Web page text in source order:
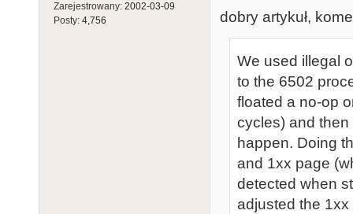
Zarejestrowany: 2002-03-09
Posty: 4,756 dobry artykuł,
We used illegal
to the 6502
floated a no-op
cycles) and
happen. Doing
and 1xx page
detected when
adjusted the